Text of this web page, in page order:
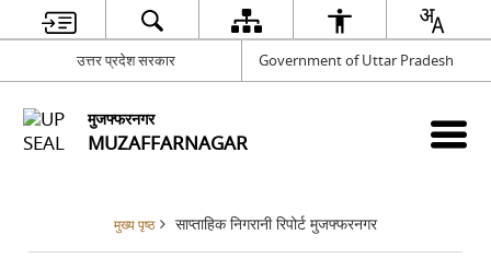
उत्तर प्रदेश सरकार Government of Uttar Pradesh
मुजफ्फरनगर
MUZAFFARNAGAR
मुख्य पृष्ठ साप्ताहिक निगरानी रिपोर्ट मुजफ्फरनगर